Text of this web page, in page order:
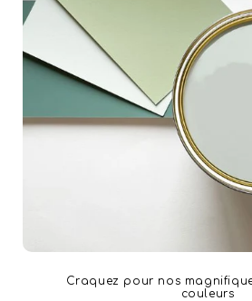
Craquez pour nos
couleurs